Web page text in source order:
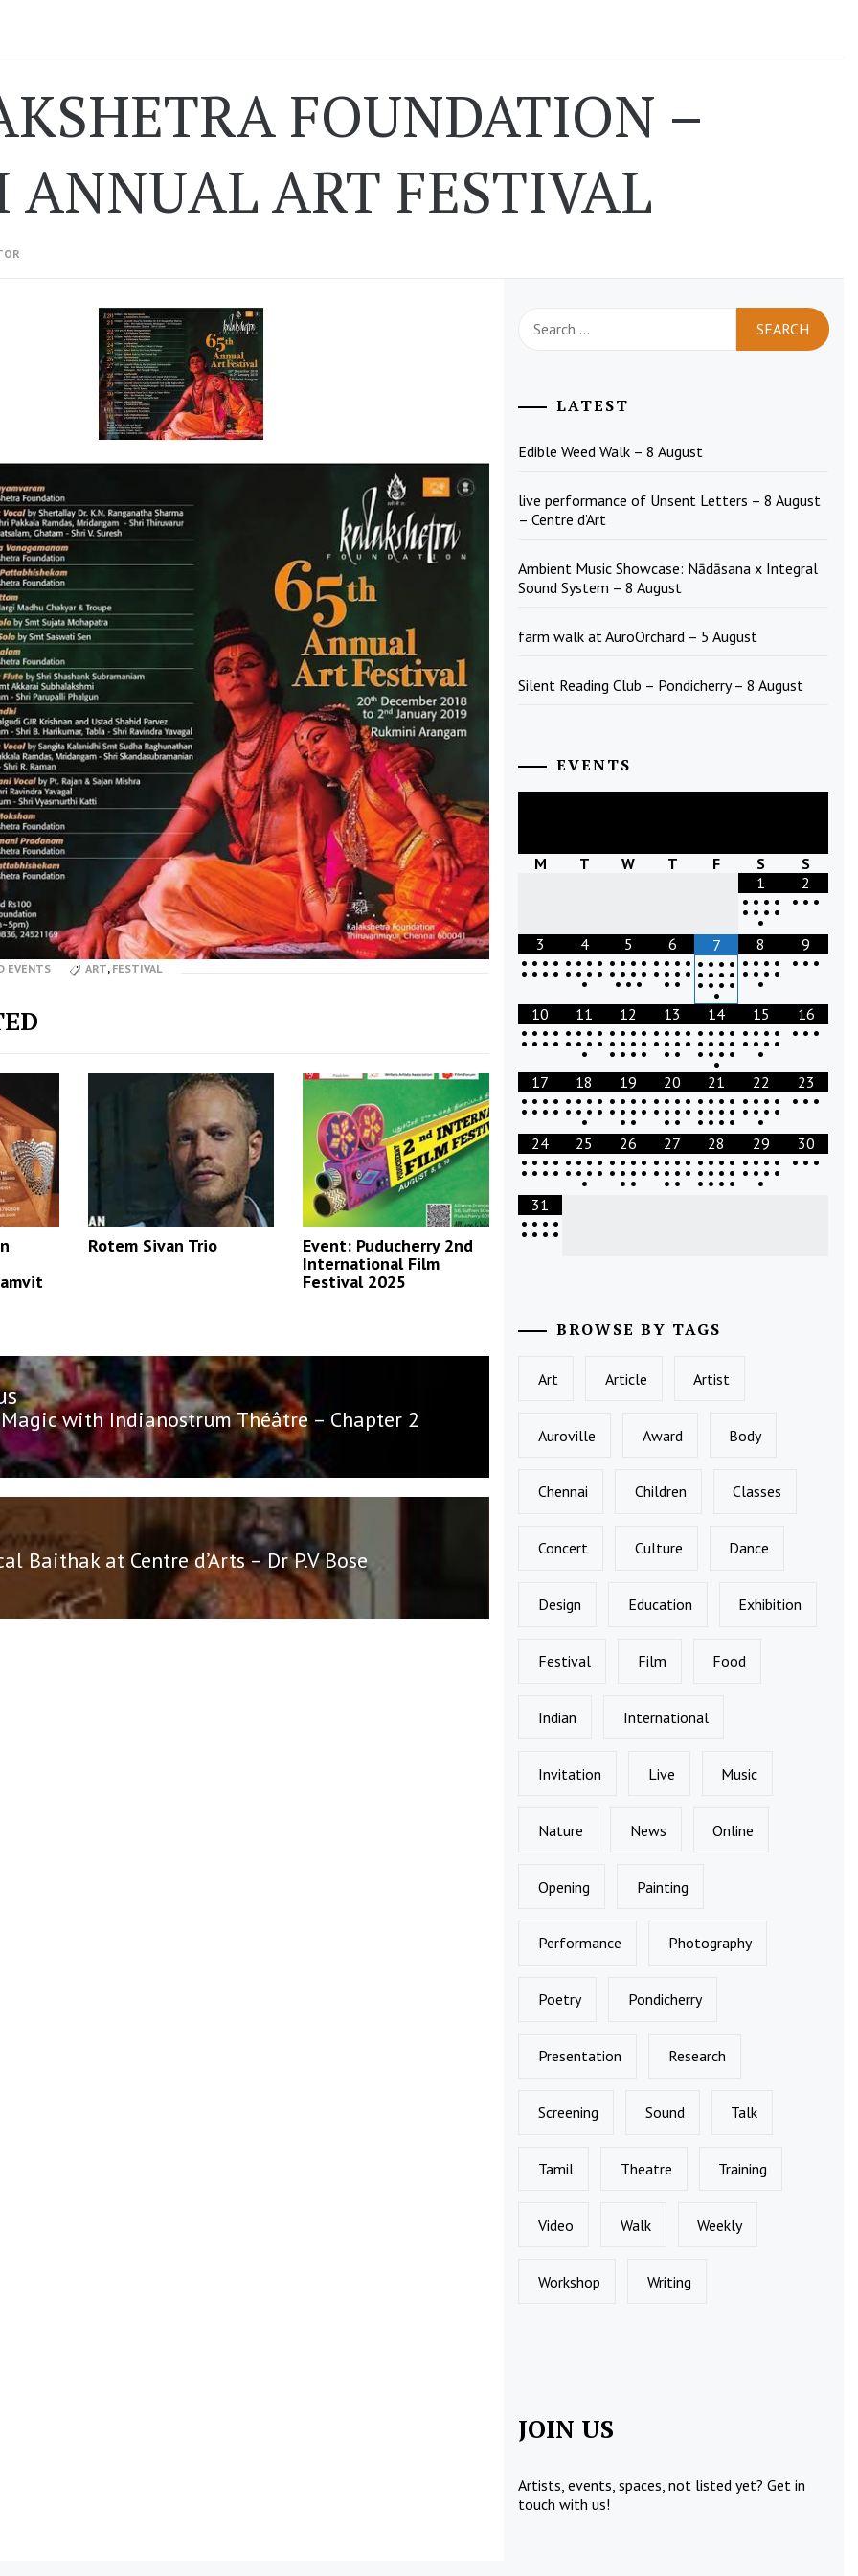
FOUNDATION –
ANNUAL ART FESTIVAL
EVENTS ART, FESTIVAL
Rotem Sivan Trio
Event: Puducherry 2nd
International Film
Festival 2025
with Indianostrum Théâtre – Chapter 2
Baithak at Centre d’Arts – Dr P.V Bose
for:
LATEST
Edible Weed Walk – 8 August
live performance of Unsent Letters – 8 August
– Centre d’Art
Ambient Music Showcase: Nādāsana x Integral
Sound System – 8 August
farm walk at AuroOrchard – 5 August
Silent Reading Club – Pondicherry – 8 August
EVENTS
M T W T F S
S
1
• • • •
• • • •
•
2
• • •
3
• • • •
• • • •
4
• • • •
• • • •
•
5
• • • •
• • • •
• • •
6
• • • •
• • • •
• •
7
• • • •
• • • •
• • • •
•
8
• • • •
• • • •
•
9
• • •
10
• • • •
• • • •
11
• • • •
• • • •
•
12
• • • •
• • • •
• • • •
13
• • • •
• • • •
• •
14
• • • •
• • • •
• • • •
•
15
• • • •
• • • •
•
16
• • •
17
• • • •
• • • •
18
• • • •
• • • •
•
19
• • • •
• • • •
• •
20
• • • •
• • • •
• •
21
• • • •
• • • •
• • • •
22
• • • •
• • • •
•
23
• • •
24
• • • •
• • • •
25
• • • •
• • • •
•
26
• • • •
• • • •
• •
27
• • • •
• • • •
• •
28
• • • •
• • • •
• • • •
29
• • • •
• • • •
•
30
• • •
31
• • • •
• • • •
BROWSE BY TAGS
Art Article Artist
Auroville Award Body
Chennai Children Classes
Concert Culture Dance
Design Education Exhibition
Festival Film Food
Indian International
Invitation Live Music
Nature News Online
Opening Painting
Performance Photography
Poetry Pondicherry
Presentation Research
Screening Sound Talk
Tamil Theatre Training
Video Walk Weekly
Workshop Writing
JOIN US
Artists, events, spaces, not listed yet?Get in
touch with us!